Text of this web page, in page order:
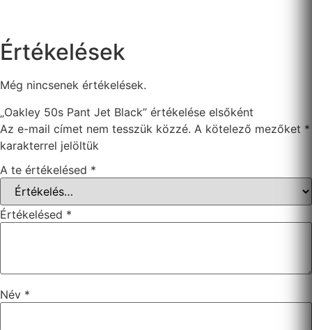
Értékelések
Még nincsenek értékelések.
„Oakley 50s Pant Jet Black” értékelése elsőként
Az e-mail címet nem tesszük közzé. A kötelező mezőket *
karakterrel jelöltük
A te értékelésed *
Értékelésed *
Név *